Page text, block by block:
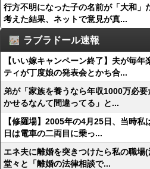
行方不明になった子の名前が「大和」
考えた結果、ネットで意見が真...
ラブラドール速報
【いい嫁キャンペーン終了】夫が毎
ティが丁度娘の発表会とかち合...
弟が「家族を養うなら年収1000万必
かせるなんて間違ってる」と...
【修羅場】2005年の4月25日、当時
日は電車の二両目に乗っ...
エネ夫に離婚を突きつけたら私の職場
堂々と「離婚の法律相談で...